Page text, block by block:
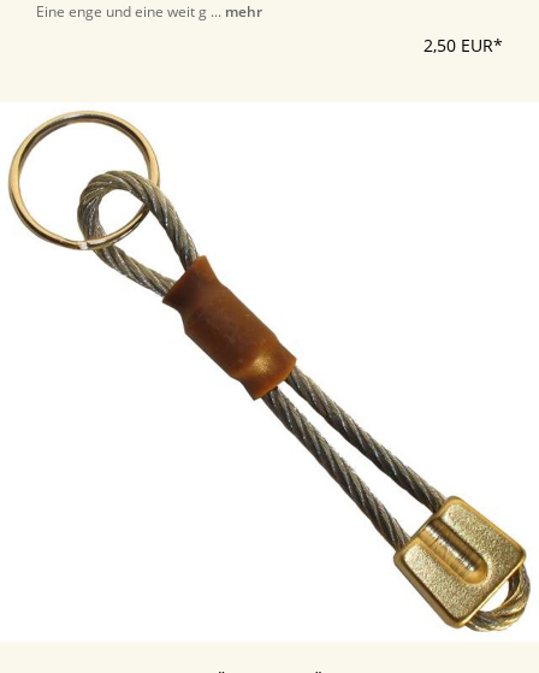
Eine enge und eine weit g ... mehr
2,50 EUR*